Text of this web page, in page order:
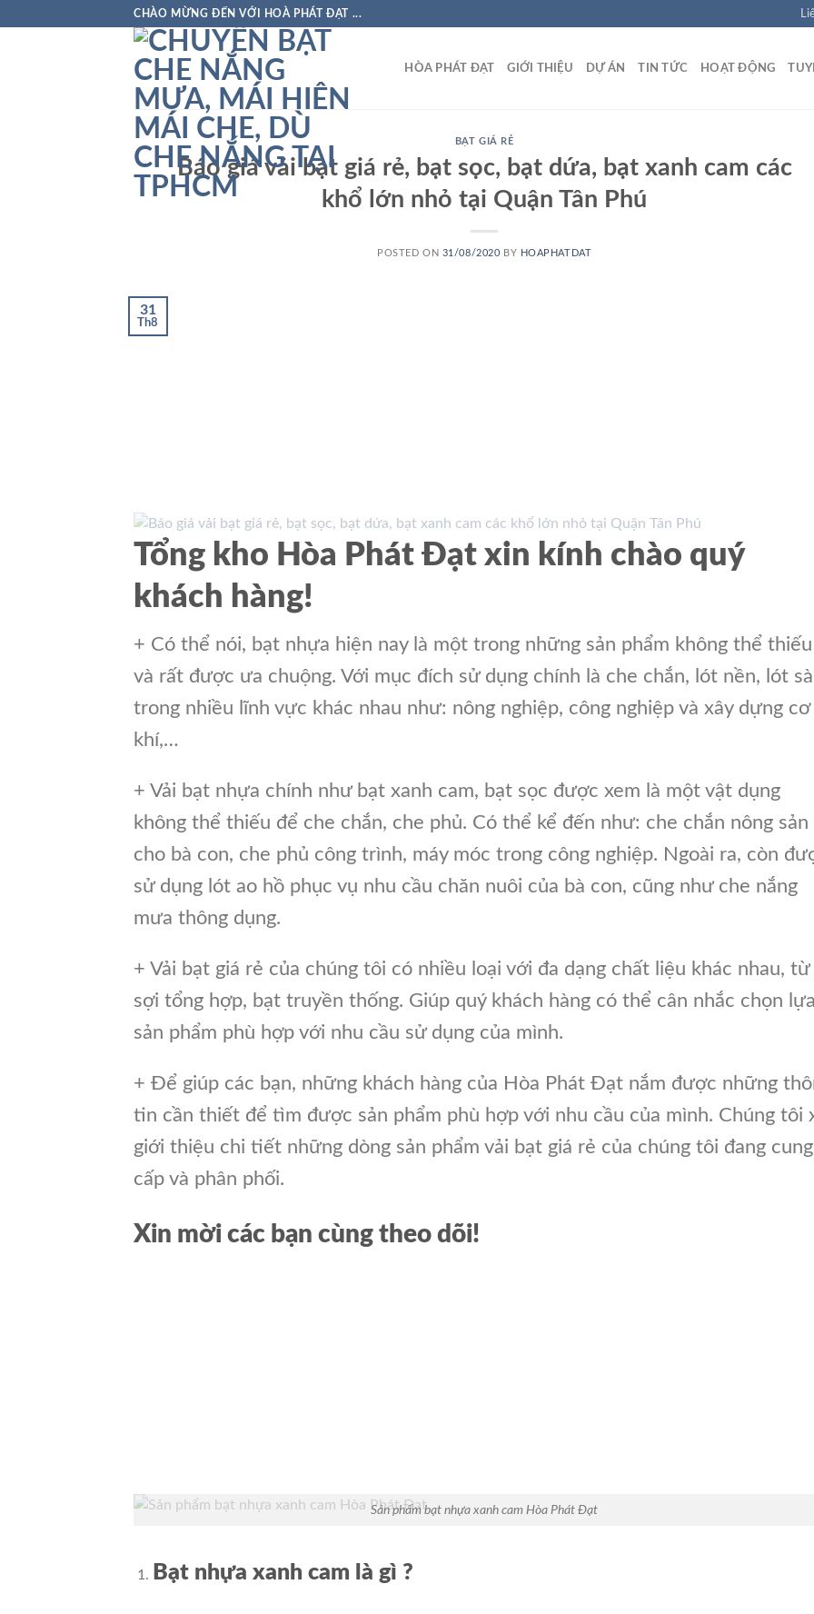
CHÀO MỪNG ĐẾN VỚI HOÀ PHÁT ĐẠT ...
HÒA PHÁT ĐẠT GIỚI THIỆU DỰ ÁN TIN TỨC HOẠT ĐỘNG
BẠT GIÁ RẺ
Báo giá vải bạt giá rẻ, bạt sọc, bạt dứa, bạt xanh cam các
khổ lớn nhỏ tại Quận Tân Phú
POSTED ON 31/08/2020 BY HOAPHATDAT
31
Th8
Tổng kho Hòa Phát Đạt xin kính chào quý
khách hàng!
+ Có thể nói, bạt nhựa hiện nay là một trong những sản phẩm không thể thiếu
và rất được ưa chuộng. Với mục đích sử dụng chính là che chắn, lót nền, lót
trong nhiều lĩnh vực khác nhau như: nông nghiệp, công nghiệp và xây dựng cơ
khí,…
+ Vải bạt nhựa chính như bạt xanh cam, bạt sọc được xem là một vật dụng
không thể thiếu để che chắn, che phủ. Có thể kể đến như: che chắn nông sản
cho bà con, che phủ công trình, máy móc trong công nghiệp. Ngoài ra, còn
sử dụng lót ao hồ phục vụ nhu cầu chăn nuôi của bà con, cũng như che nắng
mưa thông dụng.
+ Vải bạt giá rẻ của chúng tôi có nhiều loại với đa dạng chất liệu khác nhau, từ
sợi tổng hợp, bạt truyền thống. Giúp quý khách hàng có thể cân nhắc chọn
sản phẩm phù hợp với nhu cầu sử dụng của mình.
+ Để giúp các bạn, những khách hàng của Hòa Phát Đạt nắm được những
tin cần thiết để tìm được sản phẩm phù hợp với nhu cầu của mình. Chúng tôi
giới thiệu chi tiết những dòng sản phẩm vải bạt giá rẻ của chúng tôi đang cung
cấp và phân phối.
Xin mời các bạn cùng theo dõi!
Sản phẩm bạt nhựa xanh cam Hòa Phát Đạt
Bạt nhựa xanh cam là gì ?